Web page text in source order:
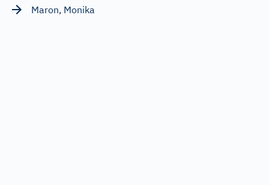
Maron, Monika